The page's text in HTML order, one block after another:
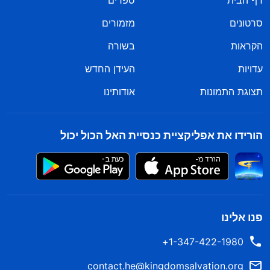
סרטונים
מזמורים
הקראות
בשורה
עדויות
העידן החדש
תצוגת התמונות
אודותינו
הורידו את אפליקציית כנסיית האל הכול יכול
פנו אלינו
1-347-422-1980+
contact.he@kingdomsalvation.org